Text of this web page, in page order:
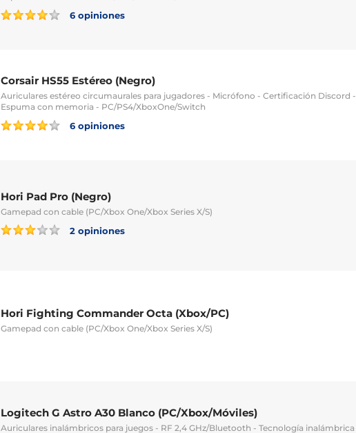
6 opiniones
Corsair HS55 Estéreo (Negro)
Auriculares estéreo circumaurales para jugadores - Micrófono - Certificación Discord -
Espuma con memoria - PC/PS4/XboxOne/Switch
6 opiniones
Hori Pad Pro (Negro)
Gamepad con cable (PC/Xbox One/Xbox Series X/S)
2 opiniones
Hori Fighting Commander Octa (Xbox/PC)
Gamepad con cable (PC/Xbox One/Xbox Series X/S)
Logitech G Astro A30 Blanco (PC/Xbox/Móviles)
Auriculares inalámbricos para juegos - RF 2,4 GHz/Bluetooth - Tecnología inalámbrica